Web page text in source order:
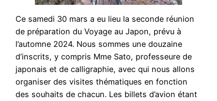
Ce samedi 30 mars a eu lieu la seconde réunion
de préparation du Voyage au Japon, prévu à
l’automne 2024. Nous sommes une douzaine
d’inscrits, y compris Mme Sato, professeure de
japonais et de calligraphie, avec qui nous allons
organiser des visites thématiques en fonction
des souhaits de chacun. Les billets d’avion étant